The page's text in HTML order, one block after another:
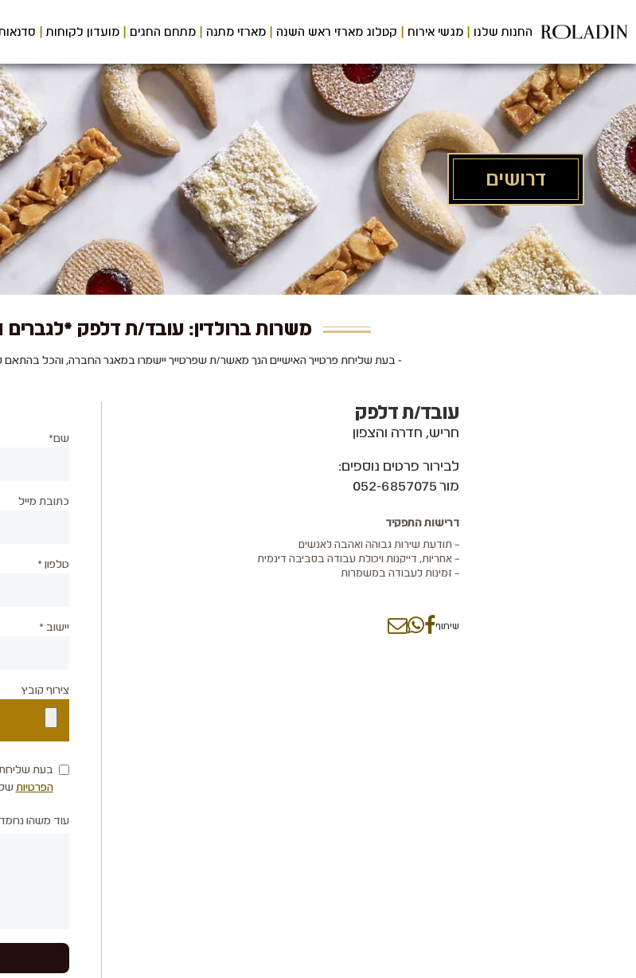
לתוכן
המרכזי
החנות שלנו מגשי אירוח קטלוג מארזי ראש השנה מארזי מתנה מתחם החגים מועדון לקוחות
דרושים
משרות ברולדין: עובד/ת דלפק
- בעת שליחת פרטייך האישיים הנך מאשר/ת שפרטייך יישמרו במאגר החברה, והכל
עובד/ת דלפק
חריש, חדרה והצפון
לבירור פרטים נוספים:
מור 052-6857075
דרישות התפקיד
– תודעת שירות גבוהה ואהבה לאנשים
– אחריות, דייקנות ויכולת עבודה בסביבה דינמית
– זמינות לעבודה במשמרות
שיתוף
שם*
כתובת מייל
טלפון *
יישוב *
צירוף קובץ
בעת
הפרטיותשל
עוד משהו